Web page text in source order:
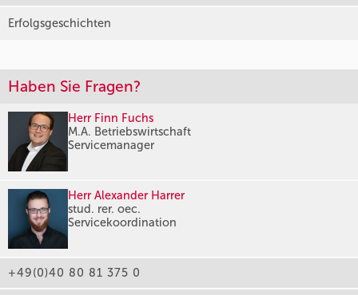
Erfolgsgeschichten
Haben Sie Fragen?
Herr Finn Fuchs
M.A. Betriebswirtschaft
Servicemanager
Herr Alexander Harrer
stud. rer. oec.
Servicekoordination
+49(0)40 80 81 375 0